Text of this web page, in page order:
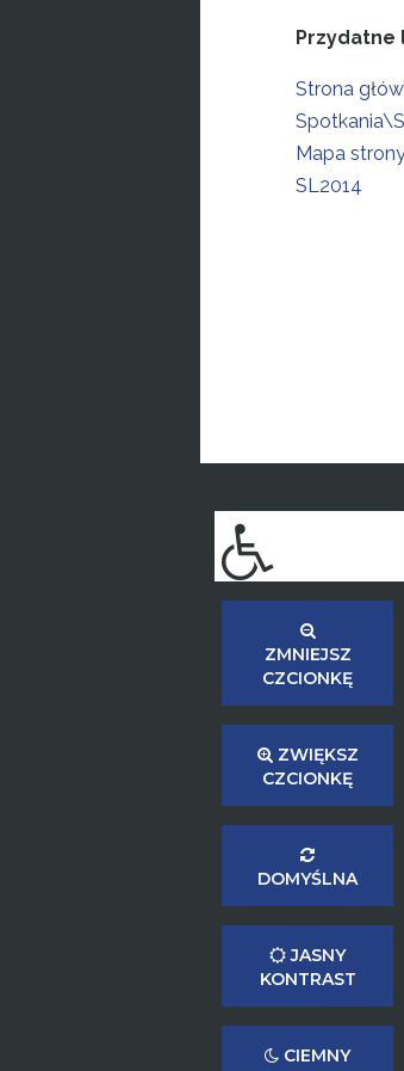
Przydatne
Strona
Mapa
SL2014
ZMNIEJSZ
CZCIONKĘ
ZWIĘKSZ
CZCIONKĘ
DOMYŚLNA
JASNY
KONTRAST
CIEMNY